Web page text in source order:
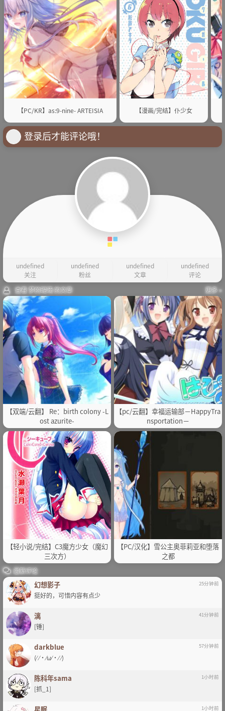
【PC/KR】as:9-nine- ARTEISIA 【漫画/完结】仆少女
登录后才能评论哦！
undefined
关注
undefined
粉丝
undefined
文章
undefined
评论
查看 梦的昵喃 的文章
更多 »
【双端/云翻】 Re：birth colony -L
ost azurite-
【pc/云翻】幸福运输部－HappyTra
nsportation－
【轻小说/完结】C3魔方少女（魔幻
三次方）
【PC/汉化】雪公主奥菲莉亚和堕落
之都
最新评论
幻想影子 25分钟前
挺好的，可惜内容有点少
漓 41分钟前
[锤]
darkblue 57分钟前
(⁄ ⁄•⁄ω⁄•⁄ ⁄)
陈科年sama 1小时前
[抓_1]
星眠 1小时前